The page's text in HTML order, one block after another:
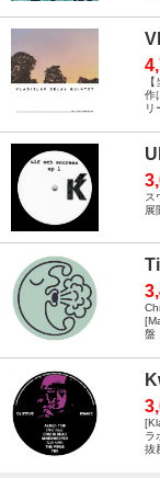
作
リ
ス
展
盤
ラ
抜